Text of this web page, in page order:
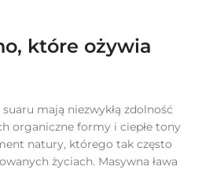
które ożywia
mają niezwykłą zdolność
organiczne formy i ciepłe tony
natury, którego tak często
życiach. Masywna ława